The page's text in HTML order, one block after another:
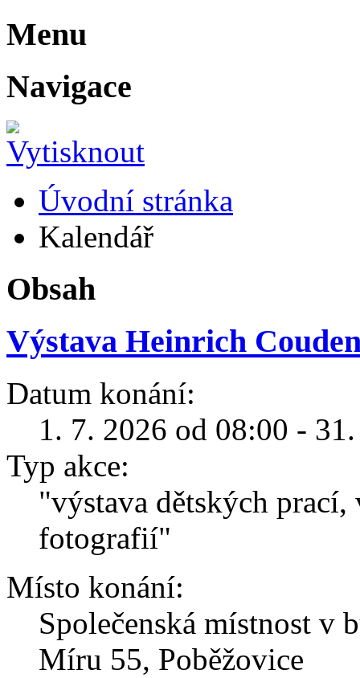
Menu
Navigace
Úvodní stránka
Kalendář
Obsah
Výstava Heinrich
Datum konání:
1. 7. 2026 od 08:00 -
Typ akce:
"výstava dětských
fotografií"
Místo konání:
Společenská místnost v
Míru 55, Poběžovice